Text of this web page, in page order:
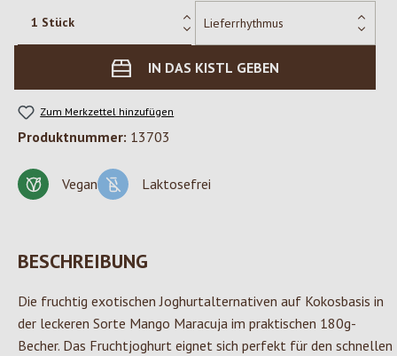
IN DAS KISTL GEBEN
Zum Merkzettel hinzufügen
Produktnummer: 13703
Vegan Laktosefrei
BESCHREIBUNG
Die fruchtig exotischen Joghurtalternativen auf Kokosbasis in
der leckeren Sorte Mango Maracuja im praktischen 180g-
Becher. Das Fruchtjoghurt eignet sich perfekt für den schnellen